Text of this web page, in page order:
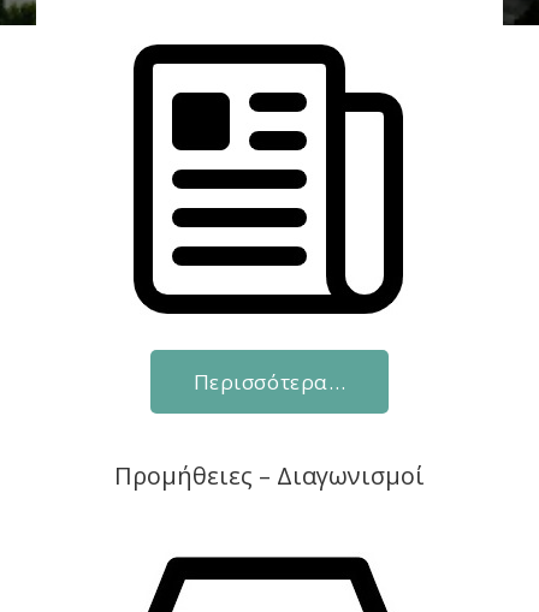
Περισσότερα…
Προμήθειες – Διαγωνισμοί